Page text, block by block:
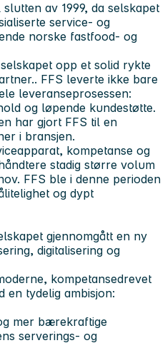
av 1999, da selskapet
service- og
norske fastfood- og
opp et solid rykte
.. FFS leverte ikke bare
leveranseprosessen:
og løpende kundestøtte.
har gjort FFS til en
i bransjen.
kompetanse og
stadig større volum
FFS ble i denne perioden
og dypt
gjennomgått en ny
digitalisering og
kompetansedrevet
en tydelig ambisjon:
mer bærekraftige
serverings- og